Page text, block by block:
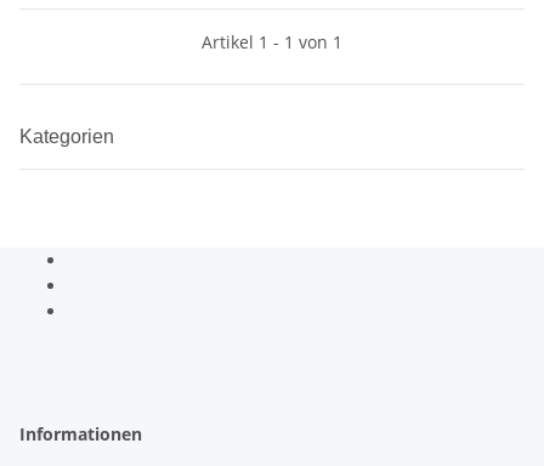
Artikel 1 - 1 von 1
Kategorien
Informationen